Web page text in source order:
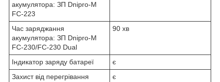
акумулятора: ЗП Dnipro-M
FC-223
Час заряджання
акумулятора: ЗП Dnipro-M
FC-230/FC-230 Dual
90 хв
Індикатор заряду батареї
є
Захист від перегрівання
є